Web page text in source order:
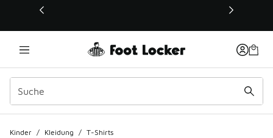
Dieser Link öffnet sich in einem neuen Fenster
Kinder / Kleidung / T-Shirts